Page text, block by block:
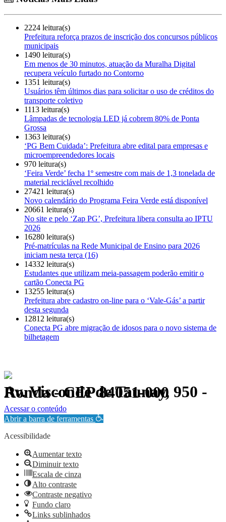
2224 leitura(s)
Prefeitura reforça prazos de inscrição dos concursos públicos
municipais
1490 leitura(s)
Em menos de 30 minutos, atuação da Muralha Digital
recupera veículo furtado no Contorno
1351 leitura(s)
Usuários têm últimos dias para solicitar o uso de créditos do
transporte coletivo
1113 leitura(s)
Lâmpadas de tecnologia LED já cobrem 80% de Ponta
Grossa
1363 leitura(s)
‘PG Bem Cuidada’: Prefeitura abre edital para empresas e
microempreendedores locais
970 leitura(s)
‘Feira Verde’ fecha 1º semestre com mais de 1,3 tonelada de
material reciclável recolhido
27421 leitura(s)
Novo calendário do Programa Feira Verde está disponível
20661 leitura(s)
No site e pelo ‘Zap PG’, Prefeitura libera consulta ao IPTU
2026
16280 leitura(s)
Pré-matrículas na Rede Municipal de Ensino para 2026
iniciam nesta terça (16)
14332 leitura(s)
Estudantes que utilizam meia-passagem poderão emitir o
cartão Conecta PG
13255 leitura(s)
Prefeitura abre cadastro on-line para o ‘Vale-Gás’ a partir
desta segunda
12812 leitura(s)
Conecta PG abre migração de idosos para o novo sistema de
bilhetagem
Av. Visconde de Taunay, 950 - Ronda - CEP 84051-000
Política de Privacidade.
Acessar o conteúdo
Abrir a barra de ferramentas
Acessibilidade
Aumentar texto
Diminuir texto
Escala de cinza
Alto contraste
Contraste negativo
Fundo claro
Links sublinhados